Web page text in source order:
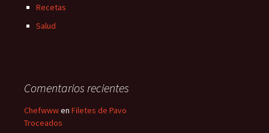
Recetas
Salud
Comentarios recientes
Chefwwwen Filetes de Pavo
Troceados